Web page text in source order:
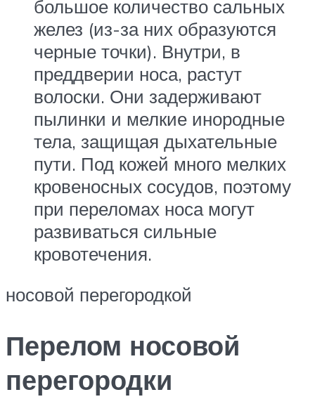
большое количество сальных
желез (из-за них образуются
черные точки). Внутри, в
преддверии носа, растут
волоски. Они задерживают
пылинки и мелкие инородные
тела, защищая дыхательные
пути. Под кожей много мелких
кровеносных сосудов, поэтому
при переломах носа могут
развиваться сильные
кровотечения.
носовой перегородкой
Перелом носовой
перегородки